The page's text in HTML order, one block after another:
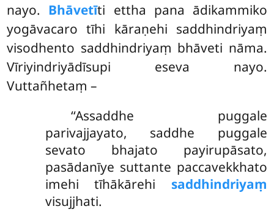
nayo. Bhāvetīti ettha pana ādikammiko
yogāvacaro tīhi kāraṇehi saddhindriyaṃ
visodhento saddhindriyaṃ bhāveti nāma.
Vīriyindriyādīsupi eseva nayo.
Vuttañhetaṃ –
‘‘Assaddhe puggale
parivajjayato, saddhe puggale
sevato bhajato payirupāsato,
pasādanīye suttante paccavekkhato
imehi tīhākārehi saddhindriyaṃ
visujjhati.